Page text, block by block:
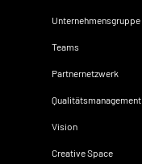
Unternehmensgruppe
Teams
Partnernetzwerk
Qualitätsmanagement
Vision
Creative Space